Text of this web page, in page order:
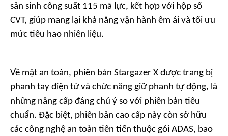
sản sinh công suất 115 mã lực, kết hợp với hộp số
CVT, giúp mang lại khả năng vận hành êm ái và tối ưu
mức tiêu hao nhiên liệu.
Về mặt an toàn, phiên bản Stargazer X được trang bị
phanh tay điện tử và chức năng giữ phanh tự động, là
những nâng cấp đáng chú ý so với phiên bản tiêu
chuẩn. Đặc biệt, phiên bản cao cấp này còn sở hữu
các công nghệ an toàn tiên tiến thuộc gói ADAS, bao